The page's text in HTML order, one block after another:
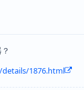
1876.html